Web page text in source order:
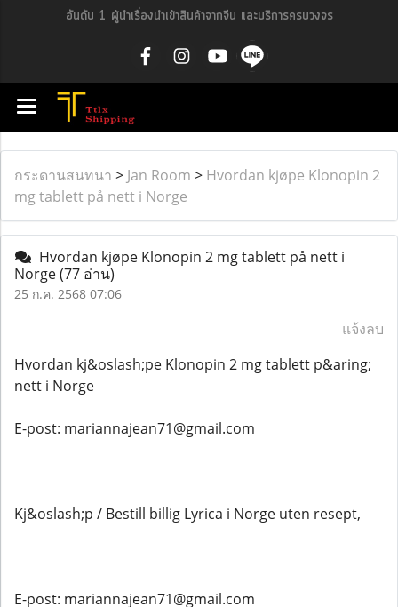
อันดับ 1 ผู้นำเรื่องนำเข้าสินค้าจากจีน และบริการครบวงจร
กระดานสนทนา > Jan Room > Hvordan kjøpe Klonopin 2
mg tablett på nett i Norge
Hvordan kjøpe Klonopin 2 mg tablett på nett i
Norge(77 อ่าน)
25 ก.ค. 2568 07:06
แจ้งลบ
Hvordan kj&oslash;pe Klonopin 2 mg tablett p&aring;
nett i Norge
E-post: mariannajean71@gmail.com
Kj&oslash;p / Bestill billig Lyrica i Norge uten resept,
E-post: mariannajean71@gmail.com